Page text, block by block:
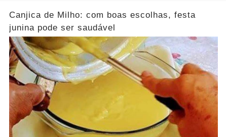
Canjica de Milho: com boas escolhas, festa
junina pode ser saudável